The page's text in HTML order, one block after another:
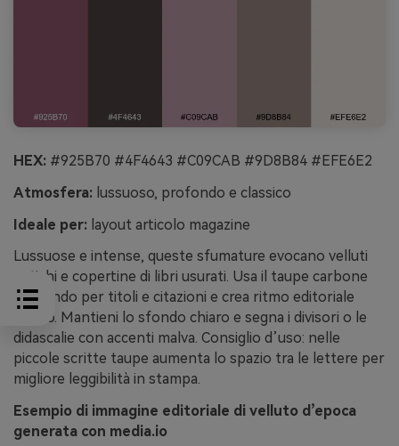
HEX: #925B70 #4F4643 #C09CAB #9D8B84 #EFE6E2
Atmosfera: lussuoso, profondo e classico
Ideale per: layout articolo magazine
Lussuose e intense, queste sfumature evocano velluti
antichi e copertine di libri usurati. Usa il taupe carbone
profondo per titoli e citazioni e crea ritmo editoriale
deciso. Mantieni lo sfondo chiaro e segna i divisori o le
didascalie con accenti malva. Consiglio d’uso: nelle
piccole scritte taupe aumenta lo spazio tra le lettere per
migliore leggibilità in stampa.
Esempio di immagine editoriale di velluto d’epoca
generata con media.io